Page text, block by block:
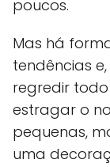
poucos.
Mas há
tendências
regredir
estragar o
pequenas,
uma